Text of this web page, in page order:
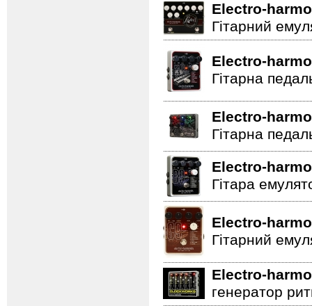
Electro-
Гітарний
Electro-
Гітарна
Electro-
Гітарна
Electro-
Гітара
Electro-
Гітарний
Electro-
генератор